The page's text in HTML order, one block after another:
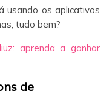
usando os aplicativos
tudo bem?
aprenda a ganhar
de